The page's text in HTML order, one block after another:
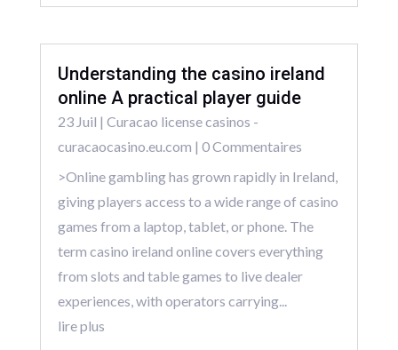
Understanding the casino ireland
online A practical player guide
23 Juil | Curacao license casinos -
curacaocasino.eu.com | 0 Commentaires
>Online gambling has grown rapidly in Ireland,
giving players access to a wide range of casino
games from a laptop, tablet, or phone. The
term casino ireland online covers everything
from slots and table games to live dealer
experiences, with operators carrying...
lire plus